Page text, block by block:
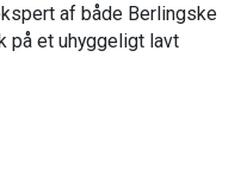
af både Berlingske
på et uhyggeligt lavt